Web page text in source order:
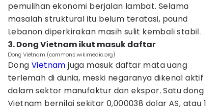
pemulihan ekonomi berjalan lambat. Selama
masalah struktural itu belum teratasi, pound
Lebanon diperkirakan masih sulit kembali stabil.
3. Dong Vietnam ikut masuk daftar
Dong Vietnam (commons.wikimedia.org)
Dong Vietnam juga masuk daftar mata uang
terlemah di dunia, meski negaranya dikenal aktif
dalam sektor manufaktur dan ekspor. Satu dong
Vietnam bernilai sekitar 0,000038 dolar AS, atau 1